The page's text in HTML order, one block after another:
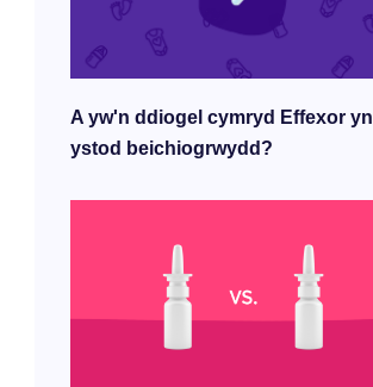
A yw'n ddiogel cymryd Effexor yn
ystod beichiogrwydd?